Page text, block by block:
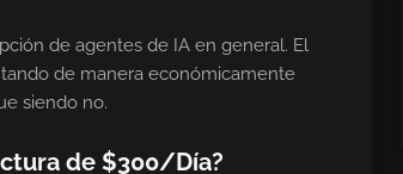
de agentes de IA en general. El
de manera económicamente
siendo no.
de $300/Día?